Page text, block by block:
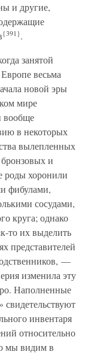
и другие,
{391}.
занятой
весьма
новой эры
мире
вообще
в некоторых
вылепленных
и
роды хоронили
фибулами,
сосудами,
круга; однако
то их выделить
представителей
—
изменила эту
Наполненные
свидетельствуют
инвентаря
относительно
мы видим в